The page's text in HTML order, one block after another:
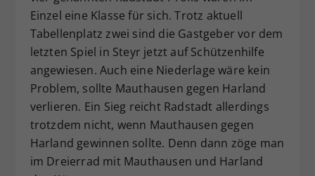
Einzel eine Klasse für sich. Trotz aktuell
Tabellenplatz zwei sind die Gastgeber vor dem
letzten Spiel in Steyr jetzt auf Schützenhilfe
angewiesen. Auch eine Niederlage wäre kein
Problem, sollte Mauthausen gegen Harland
verlieren. Ein Sieg reicht Radstadt allerdings
trotzdem nicht, wenn Mauthausen gegen
Harland gewinnen sollte. Denn dann zöge man
im Dreierrad mit Mauthausen und Harland